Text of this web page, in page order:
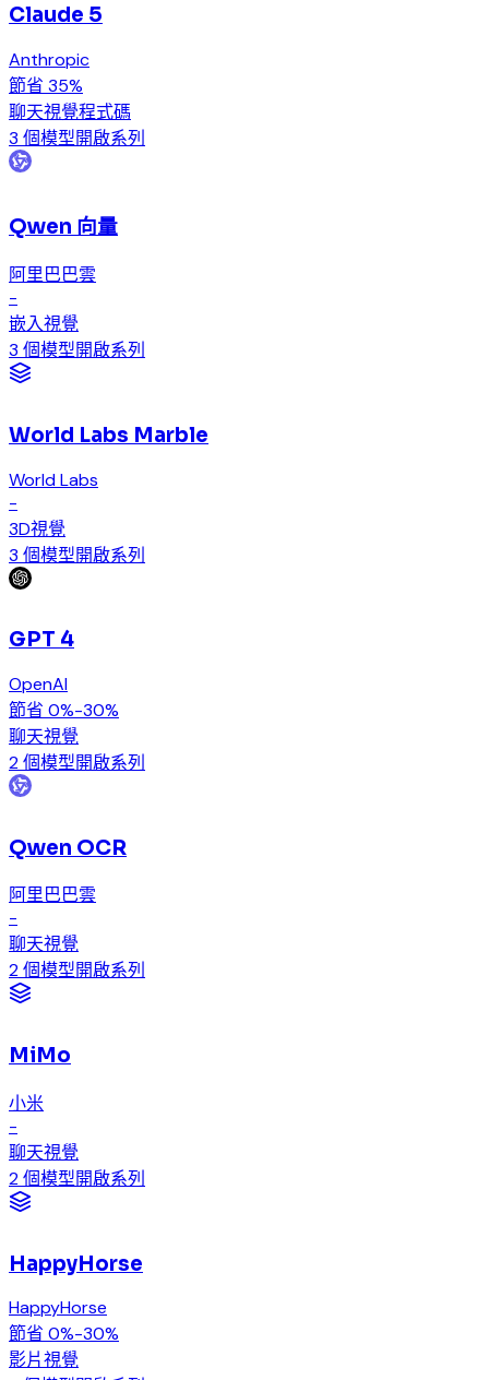
Claude 5
Anthropic
節省 35%
聊天視覺程式碼
3 個模型開啟系列
Qwen 向量
阿里巴巴雲
-
嵌入視覺
3 個模型開啟系列
World Labs Marble
World Labs
-
3D視覺
3 個模型開啟系列
GPT 4
OpenAI
節省 0%-30%
聊天視覺
2 個模型開啟系列
Qwen OCR
阿里巴巴雲
-
聊天視覺
2 個模型開啟系列
MiMo
小米
-
聊天視覺
2 個模型開啟系列
HappyHorse
HappyHorse
節省 0%-30%
影片視覺